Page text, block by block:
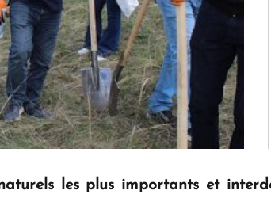
les plus importants et